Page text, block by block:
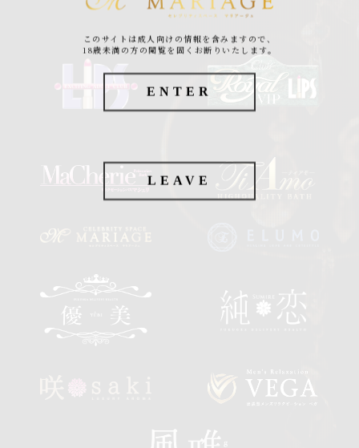
このサイトは成人向けの情報を含みますので、
18歳未満の方の閲覧を固くお断りいたします。
ENTER
LEAVE